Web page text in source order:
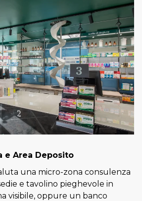
e Area Deposito
una micro-zona consulenza
e tavolino pieghevole in
visibile, oppure un banco